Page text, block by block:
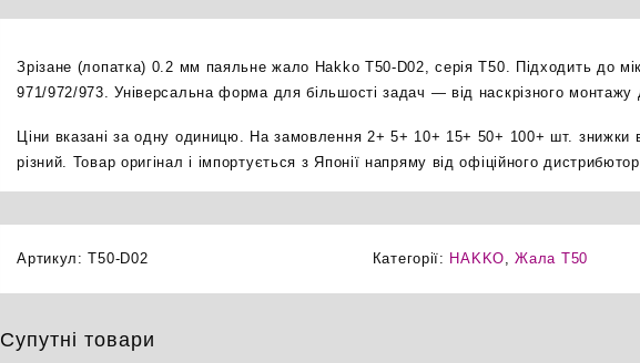
Зрізане (лопатка) 0.2 мм паяльне жало Hakko T50-D02, серія T50. Підходить до
971/972/973. Універсальна форма для більшості задач — від наскрізного
Ціни вказані за одну одиницю. На замовлення 2+ 5+ 10+ 15+ 50+ 100+ шт. знижки
різний. Товар оригінал і імпортується з Японії напряму від офіційного
Артикул:T50-D02 Категорії: HAKKO,Жала T50
Супутні товари